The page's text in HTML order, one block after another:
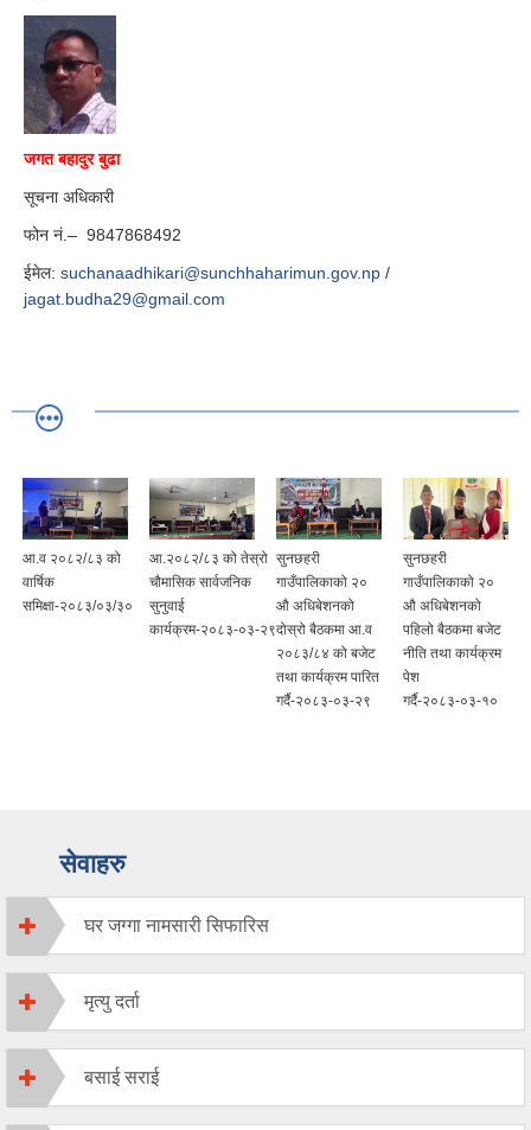
जगत बहादुर बुढा
सूचना अधिकारी
फोन नं.– 9847868492
ईमेल: suchanaadhikari@sunchhaharimun.gov.np /
jagat.budha29@gmail.com
आ.व २०८२/८३ को
वार्षिक
समिक्षा-२०८३/०३/३०
आ.२०८२/८३ को तेस्रो
चौमासिक सार्वजनिक
सुनुवाई
कार्यक्रम-२०८३-०३-२९
सुनछहरी
गाउँपालिकाको २०
औ अधिबेशनको
दोस्रो बैठकमा आ.व
२०८३/८४ को बजेट
तथा कार्यक्रम पारित
गर्दै-२०८३-०३-२९
सुनछहरी
गाउँपालिकाको २०
औ अधिबेशनको
पहिलो बैठकमा बजेट
नीति तथा कार्यक्रम
पेश
गर्दै-२०८३-०३-१०
सेवाहरु
घर जग्गा नामसारी सिफारिस
मृत्यु दर्ता
बसाई सराई